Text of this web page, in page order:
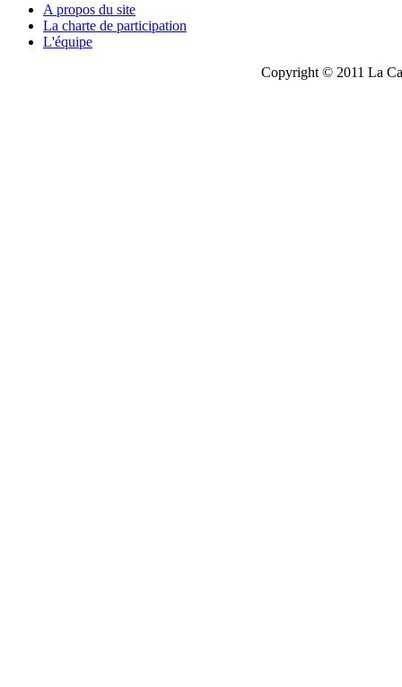
A propos du site
La charte de participation
L'équipe
Copyright © 2011 La